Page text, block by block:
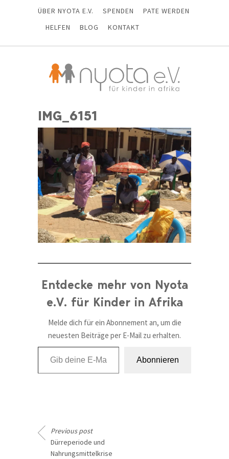
ÜBER NYOTA E.V. SPENDEN
PATE WERDEN
HELFEN
BLOG KONTAKT
IMG_6151
Entdecke mehr von Nyota
e.V. für Kinder in Afrika
Melde dich für ein Abonnement an, um die
neuesten Beiträge per E-Mail zu erhalten.
Gib deine E-Mail-Adresse ein ...
Abonnieren
Previous post
Dürreperiode und
Nahrungsmittelkrise